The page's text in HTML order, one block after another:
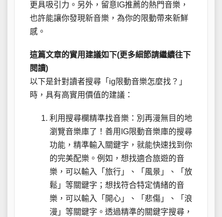
更具吸引力。另外，留意IG推薦的熱門音樂，
也許能讓你發現新音樂，為你的限動帶來新鮮
感。
這篇文章的實用建議如下(更多細節請繼續往下
閱讀)
以下是針對讀者搜尋「ig限動音樂怎麼找？」
時，具有高實用價值的建議：
利用搜尋欄精準找音樂：別再漫無目的地
瀏覽音樂庫了！善用IG限動音樂庫的搜尋
功能，精準輸入關鍵字，就能快速找到你
的完美配樂。例如，想找適合旅遊的音
樂，可以輸入「旅行」、「風景」、「放
鬆」等關鍵字；想找符合特定情緒的音
樂，可以輸入「開心」、「悲傷」、「浪
漫」等關鍵字。透過精準的關鍵字搜尋，